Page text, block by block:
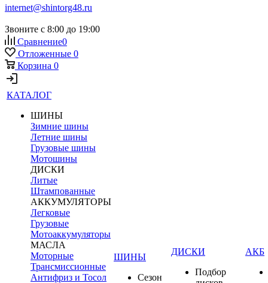
internet@shintorg48.ru
Звоните с 8:00 до 19:00
Сравнение0
Отложенные 0
Корзина 0
КАТАЛОГ
ШИНЫ
Зимние шины
Летние шины
Грузовые шины
Мотошины
ДИСКИ
Литые
Штампованные
АККУМУЛЯТОРЫ
Легковые
Грузовые
Мотоаккумуляторы
МАСЛА
Моторные
Трансмиссионные
Антифриз и Тосол
ШИНЫ
Сезон
ДИСКИ
Подбор
АКБ